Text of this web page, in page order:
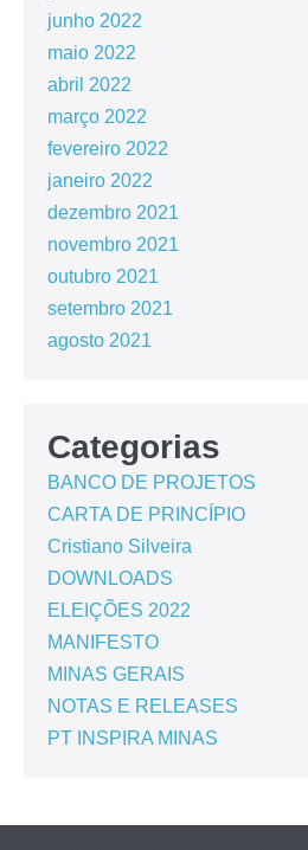
junho 2022
maio 2022
abril 2022
março 2022
fevereiro 2022
janeiro 2022
dezembro 2021
novembro 2021
outubro 2021
setembro 2021
agosto 2021
Categorias
BANCO DE PROJETOS
CARTA DE PRINCÍPIO
Cristiano Silveira
DOWNLOADS
ELEIÇÕES 2022
MANIFESTO
MINAS GERAIS
NOTAS E RELEASES
PT INSPIRA MINAS